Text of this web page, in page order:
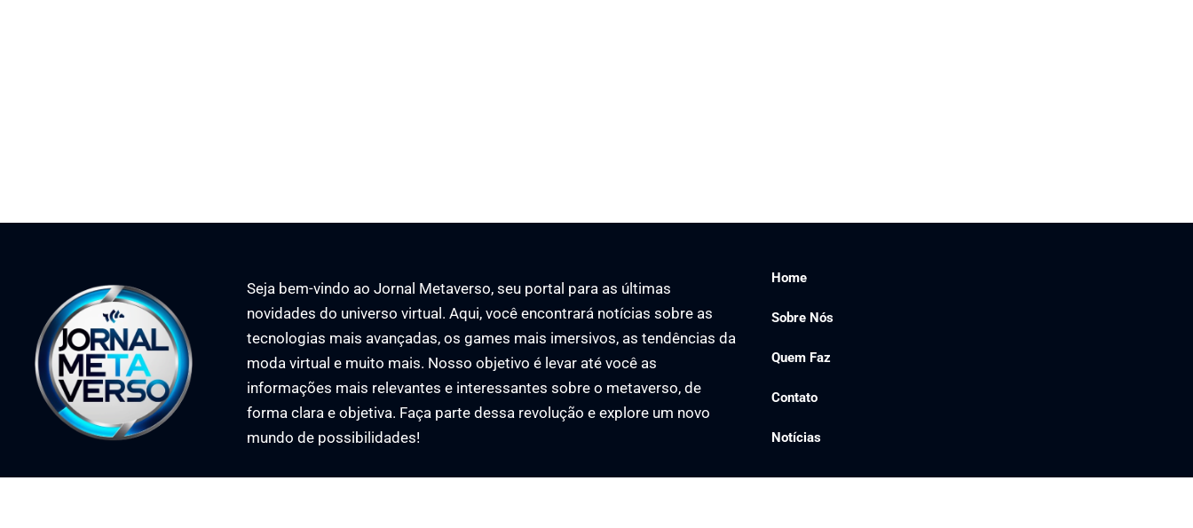
Seja bem-vindo ao Jornal Metaverso, seu portal para as últimas
novidades do universo virtual. Aqui, você encontrará notícias sobre as
tecnologias mais avançadas, os games mais imersivos, as tendências da
moda virtual e muito mais. Nosso objetivo é levar até você as
informações mais relevantes e interessantes sobre o metaverso, de
forma clara e objetiva. Faça parte dessa revolução e explore um novo
mundo de possibilidades!
Home
Sobre Nós
Quem Faz
Contato
Notícias